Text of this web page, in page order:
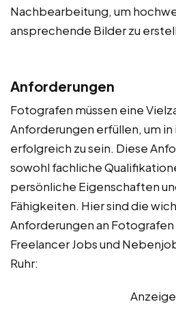
Nachbearbeitung, um
ansprechende Bilder zu
Anforderungen
Fotografen müssen eine
Anforderungen erfüllen, um
erfolgreich zu sein. Diese
sowohl fachliche
persönliche Eigenschaften
Fähigkeiten. Hier sind die
Anforderungen an
Freelancer Jobs und
Ruhr:
Anzeige